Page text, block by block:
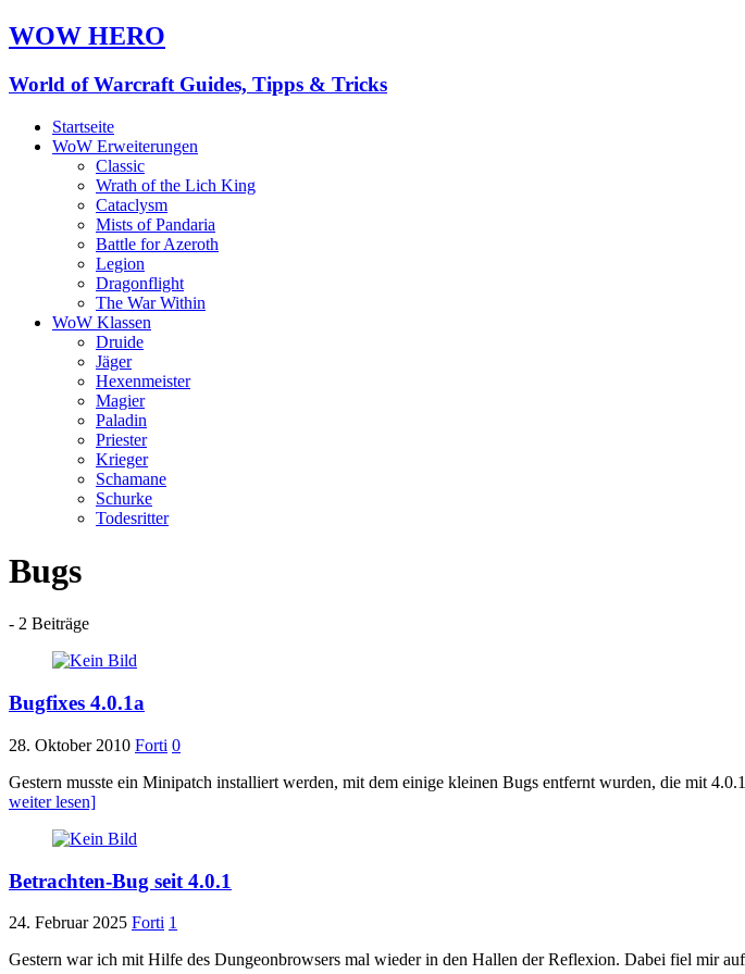
WOW HERO
World of Warcraft Guides, Tipps & Tricks
Startseite
WoW Erweiterungen
Classic
Wrath of the Lich King
Cataclysm
Mists of Pandaria
Battle for Azeroth
Legion
Dragonflight
The War Within
WoW Klassen
Druide
Jäger
Hexenmeister
Magier
Paladin
Priester
Krieger
Schamane
Schurke
Todesritter
Bugs
- 2 Beiträge
Bugfixes 4.0.1a
28. Oktober 2010 Forti 0
Gestern musste ein Minipatch installiert werden, mit dem einige kleinen Bugs entfernt wurden, die mit
weiter lesen]
Betrachten-Bug seit 4.0.1
24. Februar 2025 Forti 1
Gestern war ich mit Hilfe des Dungeonbrowsers mal wieder in den Hallen der Reflexion. Dabei fiel mir